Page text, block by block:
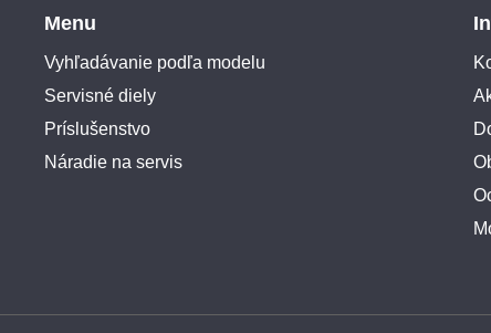
Menu
Vyhľadávanie podľa modelu
Servisné diely
Príslušenstvo
Náradie na servis